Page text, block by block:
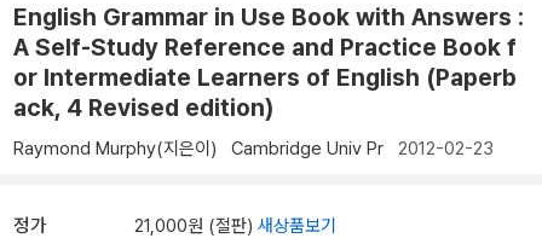
English Grammar in Use Book with Answers :
A Self-Study Reference and Practice Book f
or Intermediate Learners of English (Paperb
ack, 4 Revised edition)
Raymond Murphy(지은이) Cambridge Univ Pr 2012-02-23
정가 21,000원 (절판) 새상품보기